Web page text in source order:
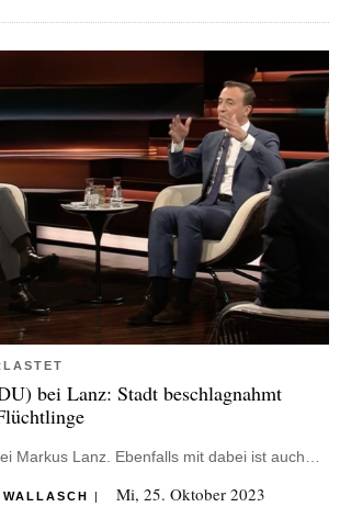
bei Lanz: Stadt beschlagnahmt
Markus Lanz. Ebenfalls mit dabei ist auch…
Mi, 25. Oktober 2023